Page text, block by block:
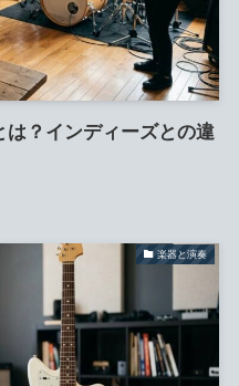
？インディーズとの違
楽器と演奏